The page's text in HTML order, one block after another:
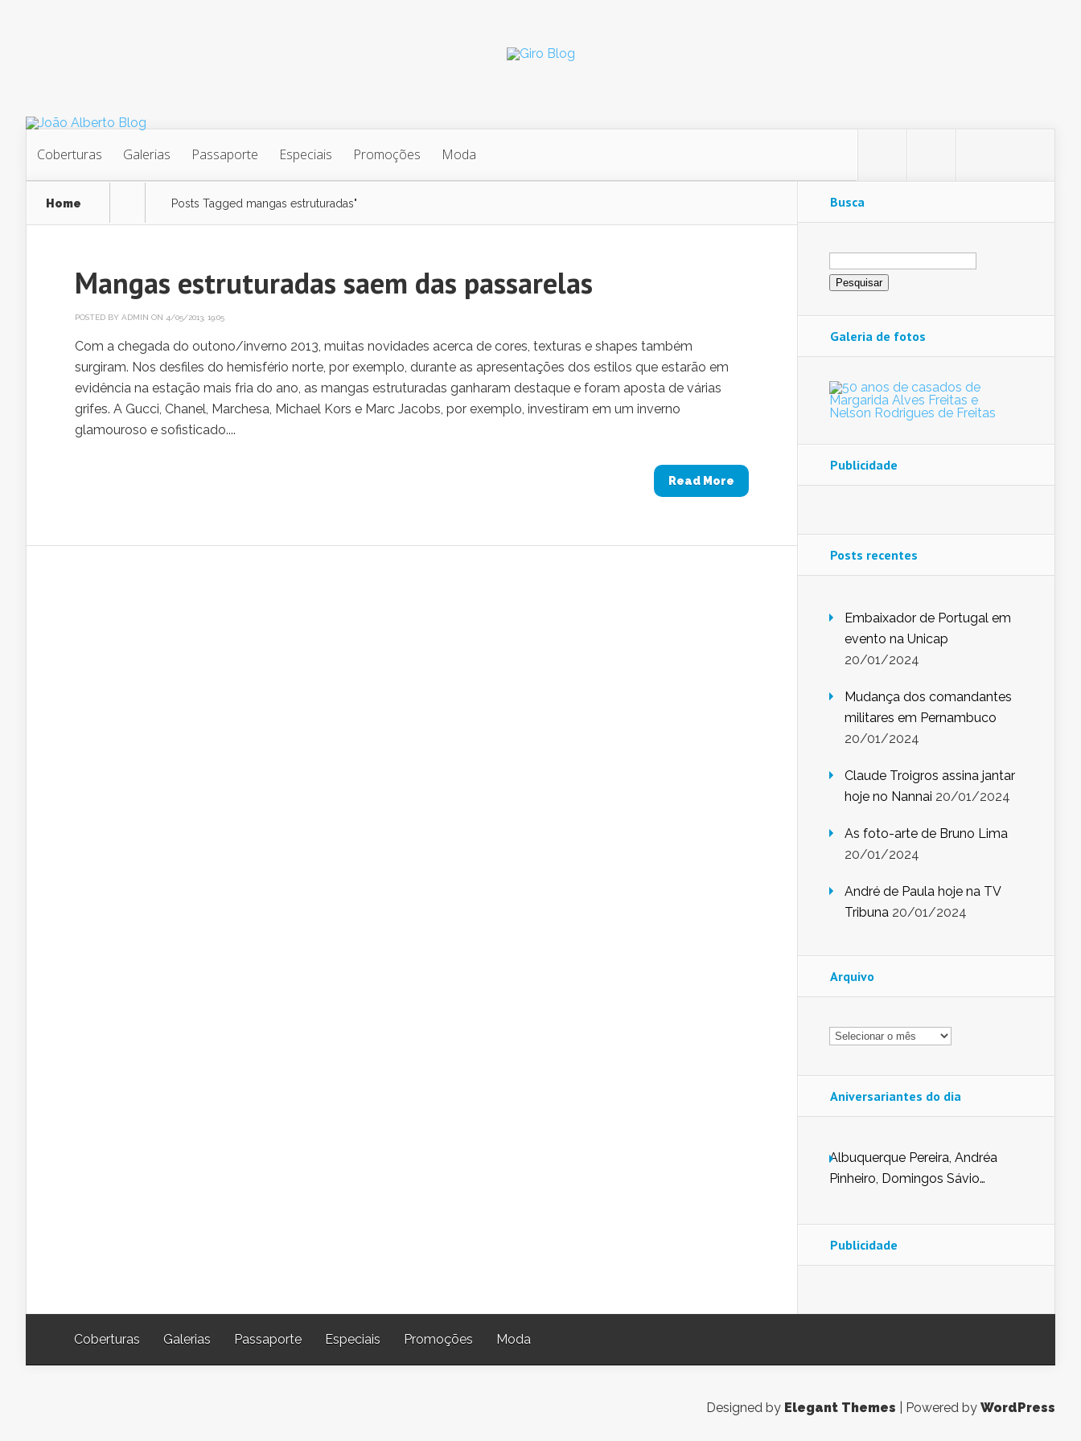
Coberturas Galerias Passaporte Especiais Promoções Moda
Home Posts Tagged mangas estruturadas"
Mangas estruturadas saem das passarelas
POSTED BY ADMIN ON 4/05/2013, 19:05
Com a chegada do outono/inverno 2013, muitas novidades acerca de cores, texturas e shapes também
surgiram. Nos desfiles do hemisfério norte, por exemplo, durante as apresentações dos estilos que estarão em
evidência na estação mais fria do ano, as mangas estruturadas ganharam destaque e foram aposta de várias
grifes. A Gucci, Chanel, Marchesa, Michael Kors e Marc Jacobs, por exemplo, investiram em um inverno
glamouroso e sofisticado....
Read More
Busca
Pesquisar
por:
Galeria de fotos
Publicidade
Posts recentes
Embaixador de Portugal em
evento na Unicap
20/01/2024
Mudança dos comandantes
militares em Pernambuco
20/01/2024
Claude Troigros assina jantar
hoje no Nannai 20/01/2024
As foto-arte de Bruno Lima
20/01/2024
André de Paula hoje na TV
Tribuna 20/01/2024
Arquivo
Arquivo
Aniversariantes do dia
Albuquerque Pereira, Andréa
Pinheiro, Domingos Sávio
Nunes de Sena, Fátima Peixoto,
Glória Pereira, Kátia Mesel,
Publicidade
Coberturas Galerias Passaporte Especiais Promoções Moda
Designed by Elegant Themes | Powered by WordPress